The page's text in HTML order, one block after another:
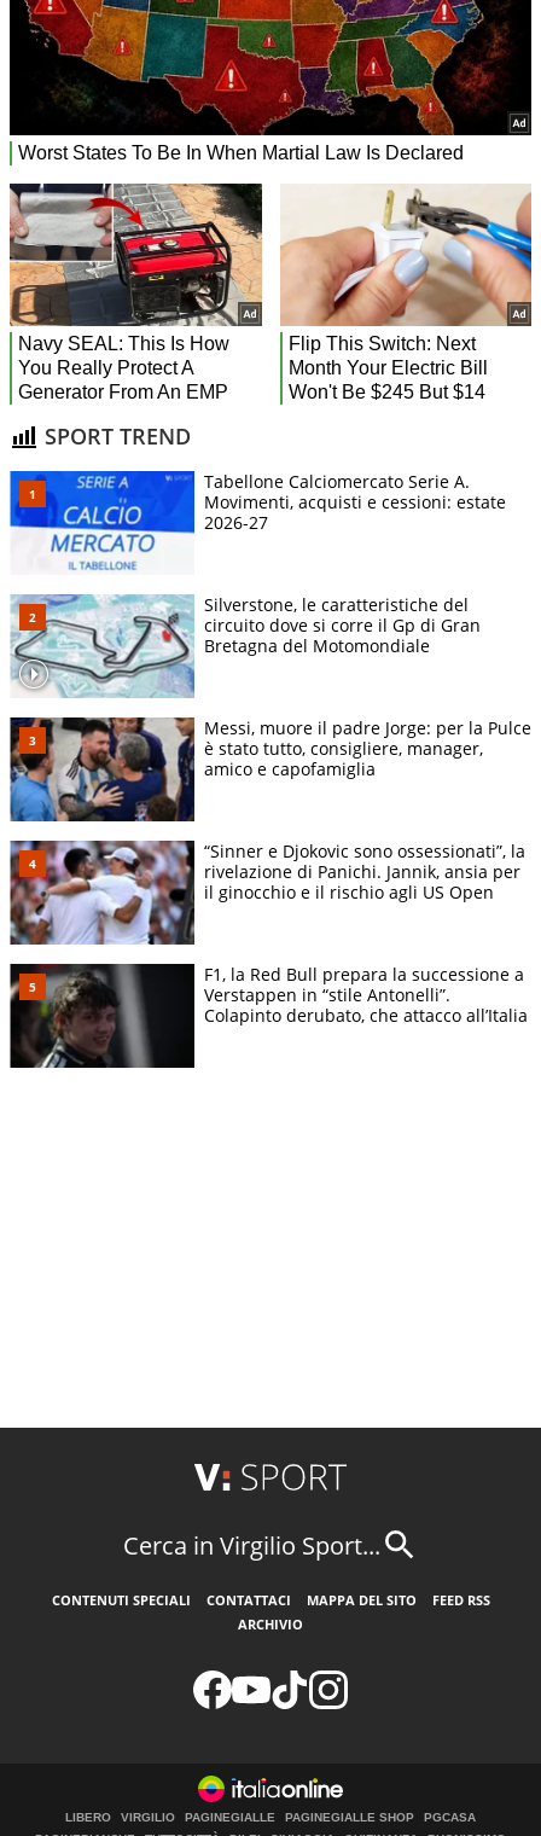
SPORT TREND
Tabellone Calciomercato Serie A.
Movimenti, acquisti e cessioni: estate
2026-27
Silverstone, le caratteristiche del
circuito dove si corre il Gp di Gran
Bretagna del Motomondiale
Messi, muore il padre Jorge: per la Pulce
è stato tutto, consigliere, manager,
amico e capofamiglia
“Sinner e Djokovic sono ossessionati”, la
rivelazione di Panichi. Jannik, ansia per
il ginocchio e il rischio agli US Open
F1, la Red Bull prepara la successione a
Verstappen in “stile Antonelli”.
Colapinto derubato, che attacco all’Italia
Cerca in Virgilio Sport...
CONTENUTI SPECIALI CONTATTACI MAPPA DEL SITO
FEED RSS
ARCHIVIO
LIBERO VIRGILIO PAGINEGIALLE PAGINEGIALLE SHOP
PGCASA